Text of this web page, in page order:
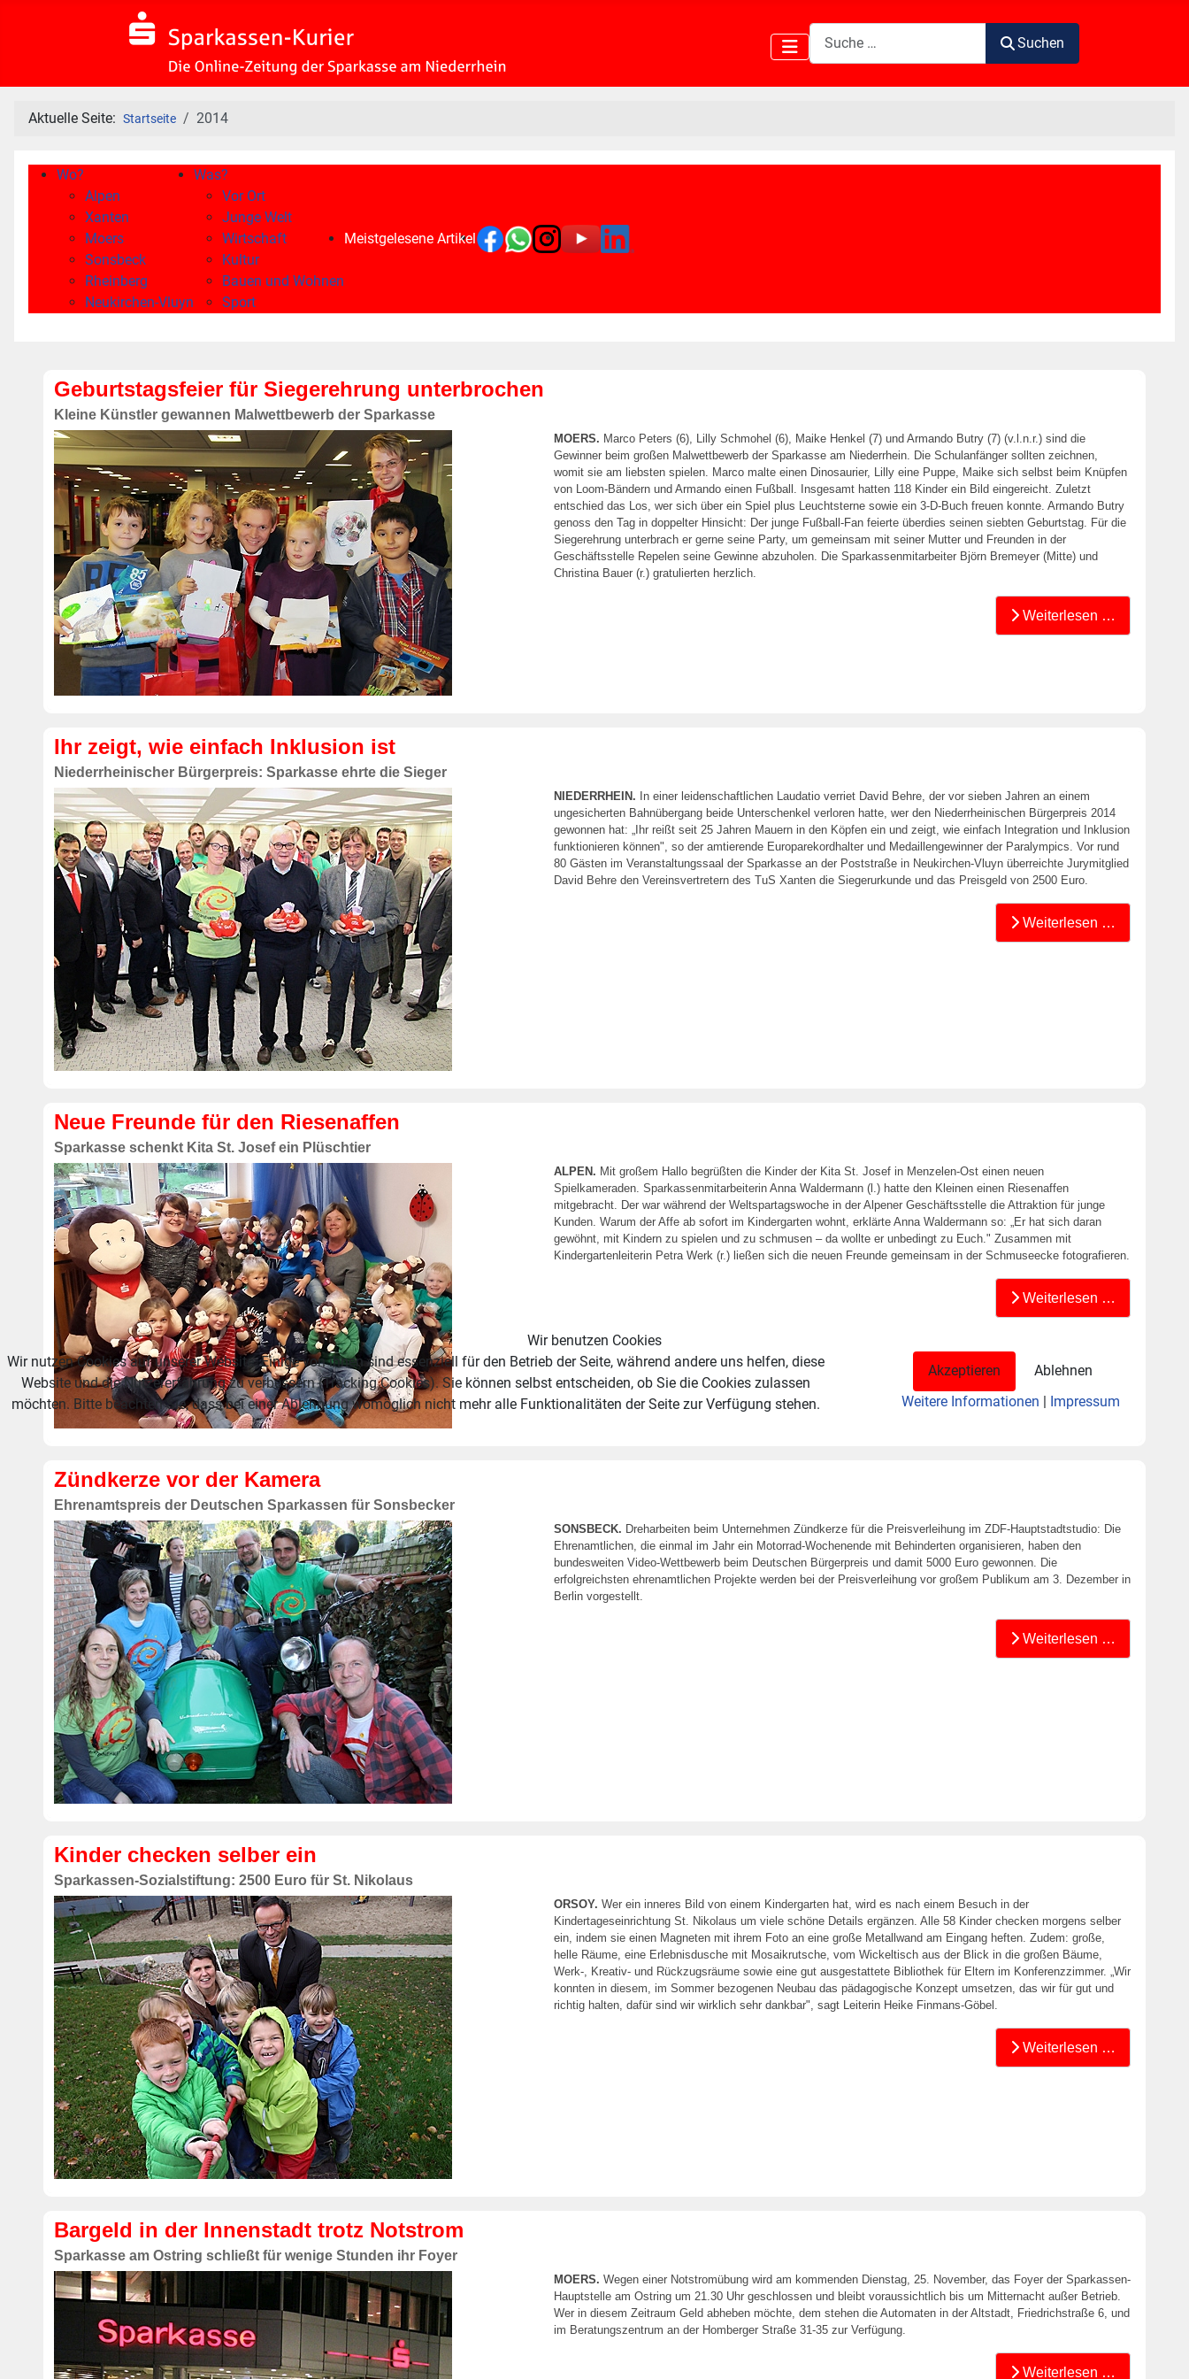
Suchen
Suchen
Aktuelle Seite: Startseite 2014
Wo?
Alpen
Xanten
Moers
Sonsbeck
Rheinberg
Neukirchen-Vluyn
Was?
Vor Ort
Junge Welt
Wirtschaft
Kultur
Bauen und Wohnen
Sport
Meistgelesene Artikel
Geburtstagsfeier für Siegerehrung unterbrochen
Kleine Künstler gewannen Malwettbewerb der Sparkasse
MOERS. Marco Peters (6), Lilly Schmohel (6), Maike Henkel (7) und Armando Butry (7) (v.l.n.r.) sind die
Gewinner beim großen Malwettbewerb der Sparkasse am Niederrhein. Die Schulanfänger sollten zeichnen,
womit sie am liebsten spielen. Marco malte einen Dinosaurier, Lilly eine Puppe, Maike sich selbst beim Knüpfen
von Loom-Bändern und Armando einen Fußball. Insgesamt hatten 118 Kinder ein Bild eingereicht. Zuletzt
entschied das Los, wer sich über ein Spiel plus Leuchtsterne sowie ein 3-D-Buch freuen konnte. Armando Butry
genoss den Tag in doppelter Hinsicht: Der junge Fußball-Fan feierte überdies seinen siebten Geburtstag. Für die
Siegerehrung unterbrach er gerne seine Party, um gemeinsam mit seiner Mutter und Freunden in der
Geschäftsstelle Repelen seine Gewinne abzuholen. Die Sparkassenmitarbeiter Björn Bremeyer (Mitte) und
Christina Bauer (r.) gratulierten herzlich.
Weiterlesen …
Ihr zeigt, wie einfach Inklusion ist
Niederrheinischer Bürgerpreis: Sparkasse ehrte die Sieger
NIEDERRHEIN. In einer leidenschaftlichen Laudatio verriet David Behre, der vor sieben Jahren an einem
ungesicherten Bahnübergang beide Unterschenkel verloren hatte, wer den Niederrheinischen Bürgerpreis 2014
gewonnen hat: „Ihr reißt seit 25 Jahren Mauern in den Köpfen ein und zeigt, wie einfach Integration und Inklusion
funktionieren können", so der amtierende Europarekordhalter und Medaillengewinner der Paralympics. Vor rund
80 Gästen im Veranstaltungssaal der Sparkasse an der Poststraße in Neukirchen-Vluyn überreichte Jurymitglied
David Behre den Vereinsvertretern des TuS Xanten die Siegerurkunde und das Preisgeld von 2500 Euro.
Weiterlesen …
Neue Freunde für den Riesenaffen
Sparkasse schenkt Kita St. Josef ein Plüschtier
ALPEN. Mit großem Hallo begrüßten die Kinder der Kita St. Josef in Menzelen-Ost einen neuen
Spielkameraden. Sparkassenmitarbeiterin Anna Waldermann (l.) hatte den Kleinen einen Riesenaffen
mitgebracht. Der war während der Weltspartagswoche in der Alpener Geschäftsstelle die Attraktion für junge
Kunden. Warum der Affe ab sofort im Kindergarten wohnt, erklärte Anna Waldermann so: „Er hat sich daran
gewöhnt, mit Kindern zu spielen und zu schmusen – da wollte er unbedingt zu Euch." Zusammen mit
Kindergartenleiterin Petra Werk (r.) ließen sich die neuen Freunde gemeinsam in der Schmuseecke fotografieren.
Weiterlesen …
Zündkerze vor der Kamera
Ehrenamtspreis der Deutschen Sparkassen für Sonsbecker
SONSBECK. Dreharbeiten beim Unternehmen Zündkerze für die Preisverleihung im ZDF-Hauptstadtstudio: Die
Ehrenamtlichen, die einmal im Jahr ein Motorrad-Wochenende mit Behinderten organisieren, haben den
bundesweiten Video-Wettbewerb beim Deutschen Bürgerpreis und damit 5000 Euro gewonnen. Die
erfolgreichsten ehrenamtlichen Projekte werden bei der Preisverleihung vor großem Publikum am 3. Dezember in
Berlin vorgestellt.
Weiterlesen …
Kinder checken selber ein
Sparkassen-Sozialstiftung: 2500 Euro für St. Nikolaus
ORSOY. Wer ein inneres Bild von einem Kindergarten hat, wird es nach einem Besuch in der
Kindertageseinrichtung St. Nikolaus um viele schöne Details ergänzen. Alle 58 Kinder checken morgens selber
ein, indem sie einen Magneten mit ihrem Foto an eine große Metallwand am Eingang heften. Zudem: große,
helle Räume, eine Erlebnisdusche mit Mosaikrutsche, vom Wickeltisch aus der Blick in die großen Bäume,
Werk-, Kreativ- und Rückzugsräume sowie eine gut ausgestattete Bibliothek für Eltern im Konferenzzimmer. „Wir
konnten in diesem, im Sommer bezogenen Neubau das pädagogische Konzept umsetzen, das wir für gut und
richtig halten, dafür sind wir wirklich sehr dankbar", sagt Leiterin Heike Finmans-Göbel.
Weiterlesen …
Bargeld in der Innenstadt trotz Notstrom
Sparkasse am Ostring schließt für wenige Stunden ihr Foyer
MOERS. Wegen einer Notstromübung wird am kommenden Dienstag, 25. November, das Foyer der Sparkassen-
Hauptstelle am Ostring um 21.30 Uhr geschlossen und bleibt voraussichtlich bis um Mitternacht außer Betrieb.
Wer in diesem Zeitraum Geld abheben möchte, dem stehen die Automaten in der Altstadt, Friedrichstraße 6, und
im Beratungszentrum an der Homberger Straße 31-35 zur Verfügung.
Weiterlesen …
Wir benutzen Cookies
Wir nutzen Cookies auf unserer Website. Einige von ihnen sind essenziell für den Betrieb der Seite, während andere uns helfen, diese
Website und die Nutzererfahrung zu verbessern (Tracking Cookies). Sie können selbst entscheiden, ob Sie die Cookies zulassen
möchten. Bitte beachten Sie, dass bei einer Ablehnung womöglich nicht mehr alle Funktionalitäten der Seite zur Verfügung stehen.
Akzeptieren
Ablehnen
Weitere Informationen | Impressum